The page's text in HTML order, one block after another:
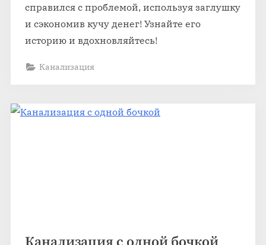
справился с проблемой, используя заглушку
и сэкономив кучу денег! Узнайте его
историю и вдохновляйтесь!
Канализация